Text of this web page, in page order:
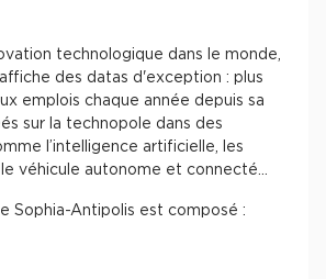
technologique dans le monde,
des datas d'exception : plus
emplois chaque année depuis sa
sur la technopole dans des
l’intelligence artificielle, les
véhicule autonome et connecté…
Sophia-Antipolis est composé :